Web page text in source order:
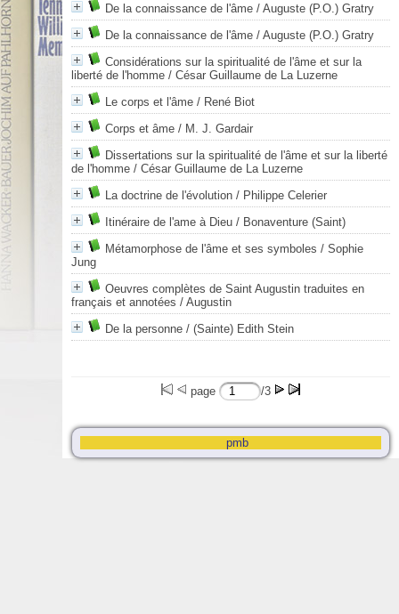
De la connaissance de l'âme/ Auguste (P.O.) Gratry
De la connaissance de l'âme/ Auguste (P.O.) Gratry
Considérations sur la spiritualité de l'âme et sur la
liberté de l'homme/ César Guillaume de La Luzerne
Le corps et l'âme/ René Biot
Corps et âme/ M. J. Gardair
Dissertations sur la spiritualité de l'âme et sur la liberté
de l'homme/ César Guillaume de La Luzerne
La doctrine de l'évolution/ Philippe Celerier
Itinéraire de l'ame à Dieu/ Bonaventure (Saint)
Métamorphose de l'âme et ses symboles / Sophie
Jung
Oeuvres complètes de Saint Augustin traduites en
français et annotées / Augustin
De la personne/ (Sainte) Edith Stein
page /3
pmb